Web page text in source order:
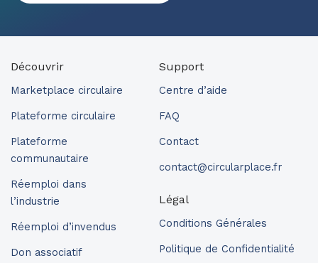
Découvrir
Marketplace circulaire
Plateforme circulaire
Plateforme
communautaire
Réemploi dans
l’industrie
Réemploi d’invendus
Don associatif
Support
Centre d’aide
FAQ
Contact
contact@circularplace.fr
Légal
Conditions Générales
Politique de Confidentialité